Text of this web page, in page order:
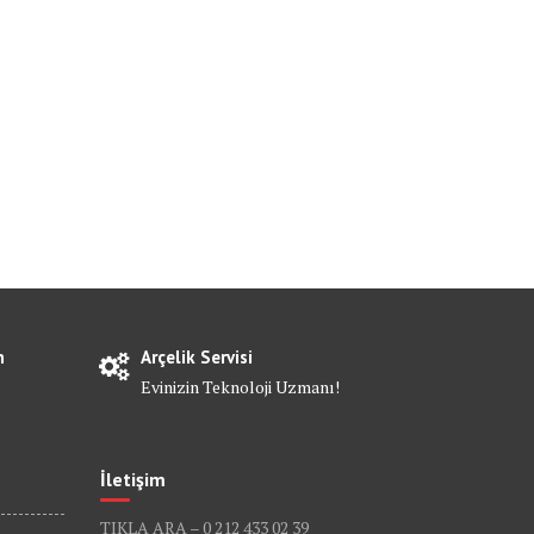
Arçelik Servisi
Evinizin Teknoloji Uzmanı!
İletişim
TIKLA ARA – 0 212 433 02 39